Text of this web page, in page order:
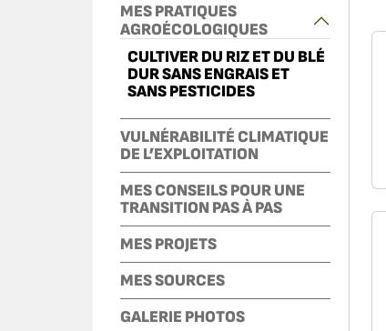
MES PRATIQUES
AGROÉCOLOGIQUES
CULTIVER DU RIZ ET DU BLÉ
DUR SANS ENGRAIS ET
SANS PESTICIDES
VULNÉRABILITÉ CLIMATIQUE
DE L’EXPLOITATION
MES CONSEILS POUR UNE
TRANSITION PAS À PAS
MES PROJETS
MES SOURCES
GALERIE PHOTOS